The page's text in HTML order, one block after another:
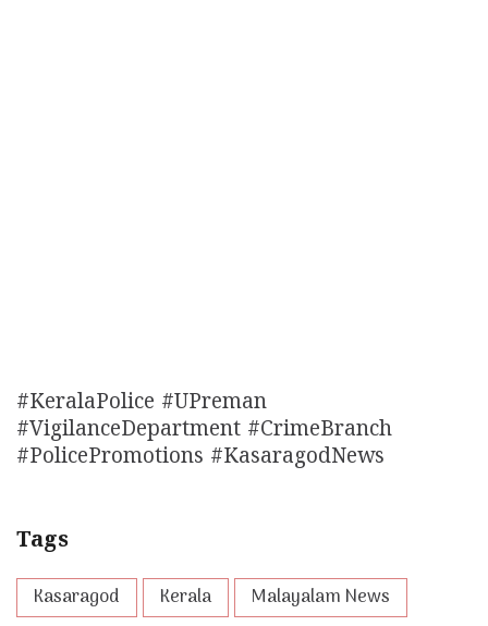
#KeralaPolice #UPreman
#VigilanceDepartment #CrimeBranch
#PolicePromotions #KasaragodNews
Tags
Kasaragod Kerala Malayalam News